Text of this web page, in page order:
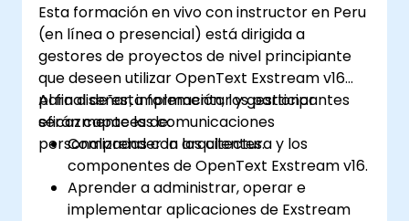
integraciones a nivel del sistema.
Optimizar la funcionalidad de Odoo para
que se alinee con las necesidades
organizativas.
Esta formación en vivo con instructor en Peru
(en línea o presencial) está dirigida a
gestores de proyectos de nivel principiante
que deseen utilizar OpenText Exstream v16
para diseñar, implementar y gestionar
eficazmente las comunicaciones
personalizadas con los clientes.
Al final de esta formación, los participantes
serán capaces de:
Comprender la arquitectura y los
componentes de OpenText Exstream v16.
Aprender a administrar, operar e
implementar aplicaciones de Exstream